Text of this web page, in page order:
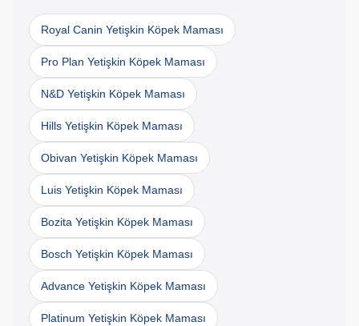
Royal Canin Yetişkin Köpek Maması
Pro Plan Yetişkin Köpek Maması
N&D Yetişkin Köpek Maması
Hills Yetişkin Köpek Maması
Obivan Yetişkin Köpek Maması
Luis Yetişkin Köpek Maması
Bozita Yetişkin Köpek Maması
Bosch Yetişkin Köpek Maması
Advance Yetişkin Köpek Maması
Platinum Yetişkin Köpek Maması